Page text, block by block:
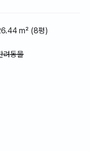
m² (8평)
용 불가
려동물